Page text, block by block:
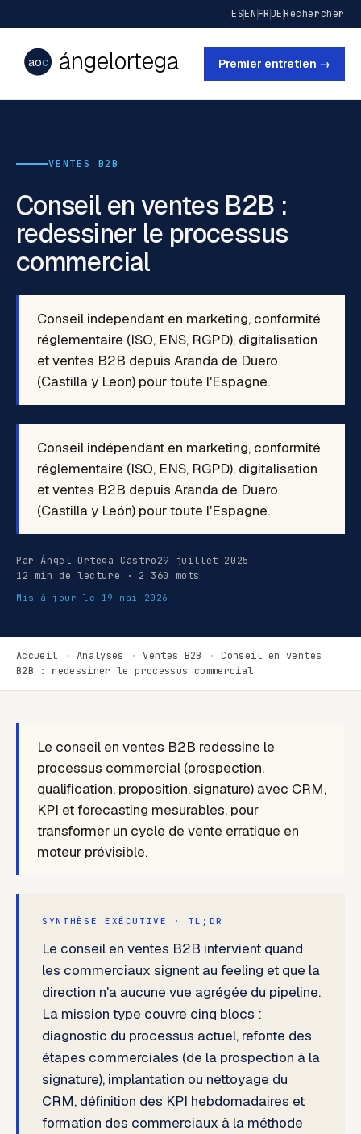
ESENFRDERechercher
aoc ángelortega Premier entretien →
VENTES B2B
Conseil en ventes B2B :
redessiner le processus
commercial
Conseil independant en marketing, conformité
réglementaire (ISO, ENS, RGPD), digitalisation
et ventes B2B depuis Aranda de Duero
(Castilla y Leon) pour toute l'Espagne.
Conseil indépendant en marketing, conformité
réglementaire (ISO, ENS, RGPD), digitalisation
et ventes B2B depuis Aranda de Duero
(Castilla y León) pour toute l'Espagne.
Par Ángel Ortega Castro29 juillet 2025
12 min de lecture · 2 360 mots
Mis à jour le 19 mai 2026
Accueil · Analyses · Ventes B2B ·
Conseil en ventes
B2B : redessiner le processus commercial
Le conseil en ventes B2B redessine le
processus commercial (prospection,
qualification, proposition, signature) avec CRM,
KPI et forecasting mesurables, pour
transformer un cycle de vente erratique en
moteur prévisible.
SYNTHÈSE EXÉCUTIVE · TL;DR
Le conseil en ventes B2B intervient quand
les commerciaux signent au feeling et que la
direction n'a aucune vue agrégée du pipeline.
La mission type couvre cinq blocs :
diagnostic du processus actuel, refonte des
étapes commerciales (de la prospection à la
signature), implantation ou nettoyage du
CRM, définition des KPI hebdomadaires et
formation des commerciaux à la méthode